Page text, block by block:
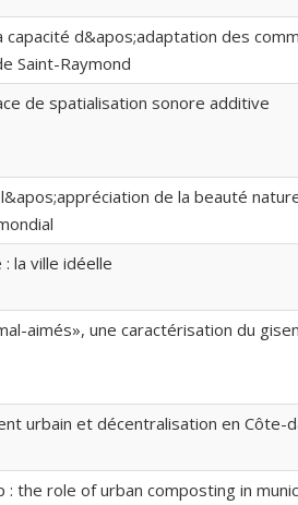
d&apos;adaptation des
Saint-Raymond
de spatialisation sonore additive
de la beauté
la ville idéelle
aimés», une caractérisation du
urbain et décentralisation en Côte-
: the role of urban composting in